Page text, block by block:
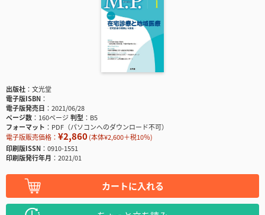
出版社
文光堂
電子版ISBN
電子版発売日
2021/06/28
ページ数
160ページ判型
B5
フォーマット
PDF（パソコンへのダウンロード不可）
電子版販売価格： ¥2,860(本体¥2,600＋税10％)
印刷版ISSN
0910-1551
印刷版発行年月
2021/01
カートに入れる